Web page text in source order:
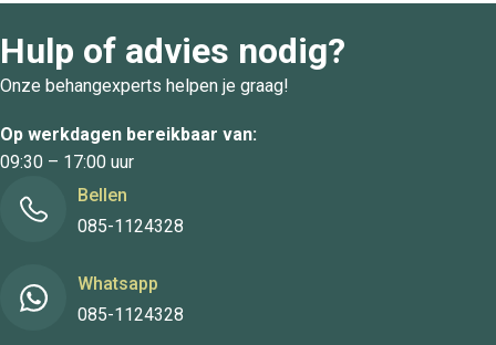
Hulp of advies nodig?
Onze behangexperts helpen je graag!
Op werkdagen bereikbaar van:
09:30 – 17:00 uur
Bellen
085-1124328
Whatsapp
085-1124328